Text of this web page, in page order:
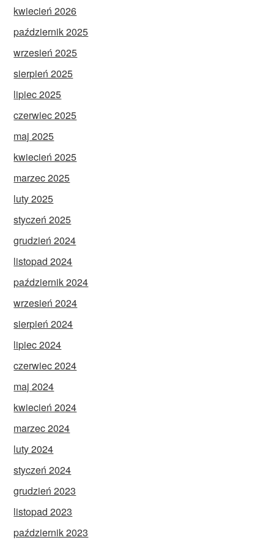
kwiecień 2026
październik 2025
wrzesień 2025
sierpień 2025
lipiec 2025
czerwiec 2025
maj 2025
kwiecień 2025
marzec 2025
luty 2025
styczeń 2025
grudzień 2024
listopad 2024
październik 2024
wrzesień 2024
sierpień 2024
lipiec 2024
czerwiec 2024
maj 2024
kwiecień 2024
marzec 2024
luty 2024
styczeń 2024
grudzień 2023
listopad 2023
październik 2023